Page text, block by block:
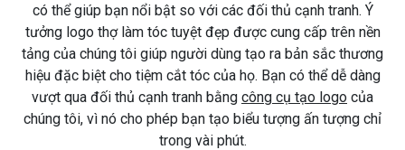
có thể giúp bạn nổi bật so với các đối thủ cạnh tranh. Ý
tưởng logo thợ làm tóc tuyệt đẹp được cung cấp trên nền
tảng của chúng tôi giúp người dùng tạo ra bản sắc thương
hiệu đặc biệt cho tiệm cắt tóc của họ. Bạn có thể dễ dàng
vượt qua đối thủ cạnh tranh bằng công cụ tạo logo của
chúng tôi, vì nó cho phép bạn tạo biểu tượng ấn tượng chỉ
trong vài phút.